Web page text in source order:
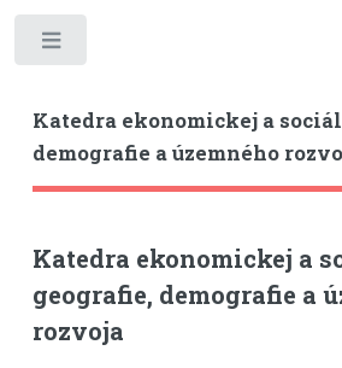
Katedra ekonomickej a
demografie a územného
Katedra ekonomickej a
geografie, demografie a
rozvoja